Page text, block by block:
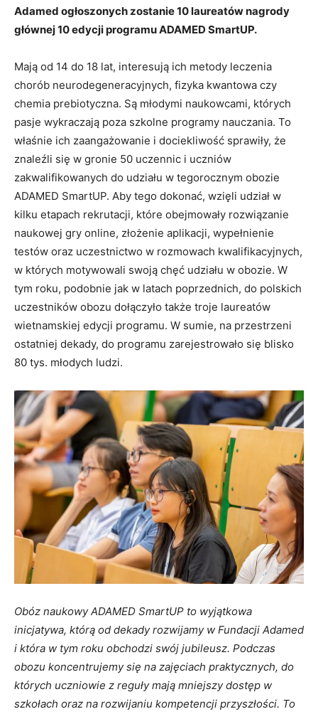
Adamed ogłoszonych zostanie 10 laureatów nagrody
głównej 10 edycji programu ADAMED SmartUP.
Mają od 14 do 18 lat, interesują ich metody leczenia
chorób neurodegeneracyjnych, fizyka kwantowa czy
chemia prebiotyczna. Są młodymi naukowcami, których
pasje wykraczają poza szkolne programy nauczania. To
właśnie ich zaangażowanie i dociekliwość sprawiły, że
znaleźli się w gronie 50 uczennic i uczniów
zakwalifikowanych do udziału w tegorocznym obozie
ADAMED SmartUP. Aby tego dokonać, wzięli udział w
kilku etapach rekrutacji, które obejmowały rozwiązanie
naukowej gry online, złożenie aplikacji, wypełnienie
testów oraz uczestnictwo w rozmowach kwalifikacyjnych,
w których motywowali swoją chęć udziału w obozie. W
tym roku, podobnie jak w latach poprzednich, do polskich
uczestników obozu dołączyło także troje laureatów
wietnamskiej edycji programu. W sumie, na przestrzeni
ostatniej dekady, do programu zarejestrowało się blisko
80 tys. młodych ludzi.
Obóz naukowy ADAMED SmartUP to wyjątkowa
inicjatywa, którą od dekady rozwijamy w Fundacji Adamed
i która w tym roku obchodzi swój jubileusz. Podczas
obozu koncentrujemy się na zajęciach praktycznych, do
których uczniowie z reguły mają mniejszy dostęp w
szkołach oraz na rozwijaniu kompetencji przyszłości. To